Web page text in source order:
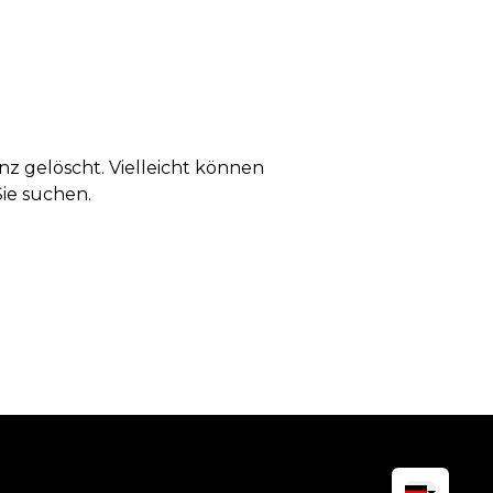
gelöscht. Vielleicht können
suchen.